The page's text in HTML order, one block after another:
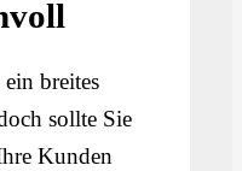
breites
sollte Sie
Kunden